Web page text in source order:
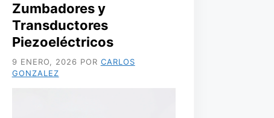
Zumbadores y
Transductores
Piezoeléctricos
9 ENERO, 2026 POR CARLOS
GONZALEZ